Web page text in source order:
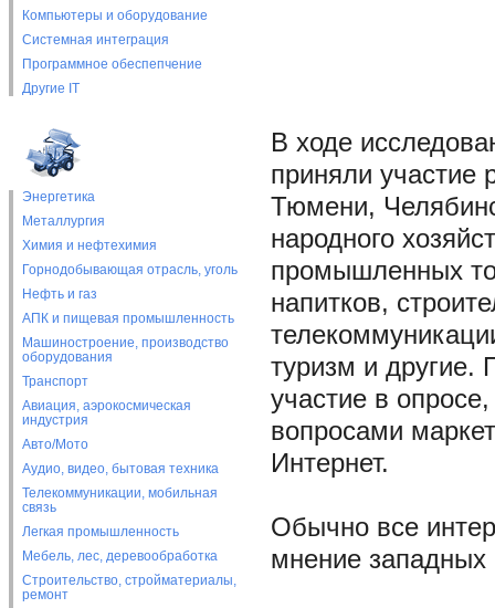
Компьютеры и оборудование
Системная интеграция
Программное обеспепчение
Другие IT
Энергетика
Металлургия
Химия и нефтехимия
Горнодобывающая отрасль, уголь
Нефть и газ
АПК и пищевая промышленность
Машиностроение, производство
оборудования
Транспорт
Авиация, аэрокосмическая
индустрия
Авто/Мото
Аудио, видео, бытовая техника
Телекоммуникации, мобильная
связь
Легкая промышленность
Мебель, лес, деревообработка
Строительство, стройматериалы,
ремонт
В ходе
приняли участие
Тюмени,
народного
промышленных
напитков,
туризм и другие.
участие в
вопросами
Интернет.
Обычно все
мнение западных